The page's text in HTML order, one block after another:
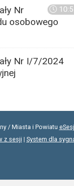
Nr
osobowego
Nr I/7/2024
/ Miasta i Powiatu
z sesji | System dla